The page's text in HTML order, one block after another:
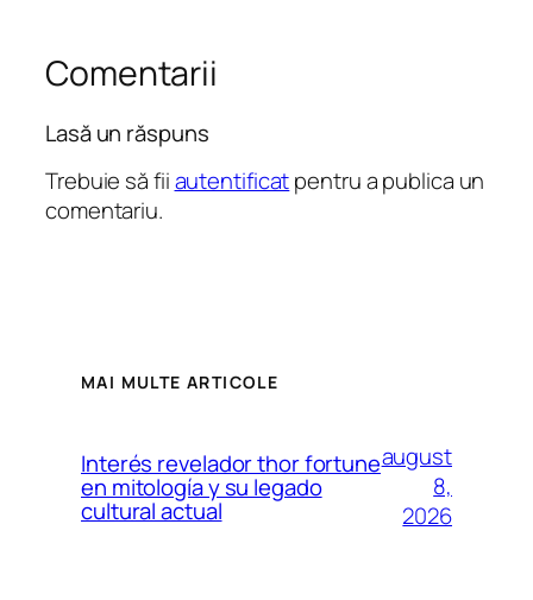
Comentarii
Lasă un răspuns
Trebuie să fiiautentificatpentru a publica un
comentariu.
MAI MULTE ARTICOLE
Interés revelador thor fortune
en mitología y su legado
cultural actual
august
8,
2026